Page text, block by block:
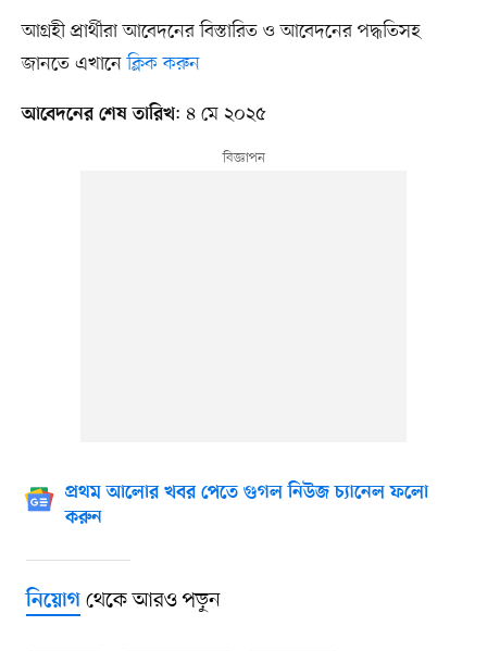
আগ্রহী প্রার্থীরা আবেদনের বিস্তারিত ও আবেদনের পদ্ধতিসহ
জানতে এখানেক্লিক করুন
আবেদনের শেষ তারিখ: ৪ মে ২০২৫
প্রথম আলোর খবর পেতে গুগল নিউজ চ্যানেল ফলো
করুন
নিয়োগথেকে আরও পড়ুন